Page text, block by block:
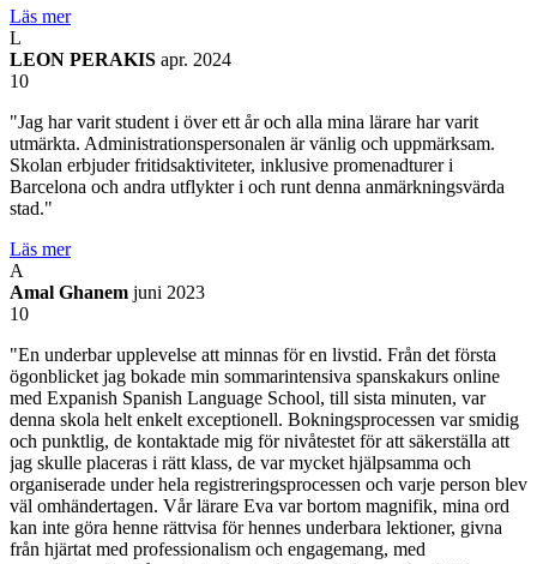
Läs mer
L
LEON PERAKIS apr. 2024
10
"Jag har varit student i över ett år och alla mina lärare har varit
utmärkta. Administrationspersonalen är vänlig och uppmärksam.
Skolan erbjuder fritidsaktiviteter, inklusive promenadturer i
Barcelona och andra utflykter i och runt denna anmärkningsvärda
stad."
Läs mer
A
Amal Ghanem juni 2023
10
"En underbar upplevelse att minnas för en livstid. Från det första
ögonblicket jag bokade min sommarintensiva spanskakurs online
med Expanish Spanish Language School, till sista minuten, var
denna skola helt enkelt exceptionell. Bokningsprocessen var smidig
och punktlig, de kontaktade mig för nivåtestet för att säkerställa att
jag skulle placeras i rätt klass, de var mycket hjälpsamma och
organiserade under hela registreringsprocessen och varje person blev
väl omhändertagen. Vår lärare Eva var bortom magnifik, mina ord
kan inte göra henne rättvisa för hennes underbara lektioner, givna
från hjärtat med professionalism och engagemang, med